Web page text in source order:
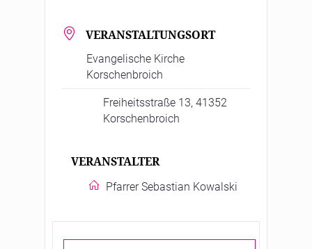
VERANSTALTUNGSORT
Evangelische Kirche
Korschenbroich
Freiheitsstraße 13, 41352
Korschenbroich
VERANSTALTER
Pfarrer Sebastian Kowalski